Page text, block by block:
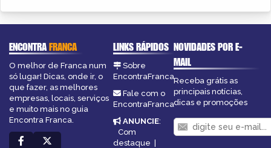
ENCONTRAFRANCA
O melhor de Franca num
só lugar! Dicas, onde ir, o
que fazer, as melhores
empresas, locais, serviços
e muito mais no guia
Encontra Franca.
LINKS RÁPIDOS
Sobre
EncontraFranca
Fale com o
EncontraFranca
ANUNCIE:
Com
destaque |
NOVIDADES POR E-
MAIL
Receba grátis as
principais notícias,
dicas e promoções